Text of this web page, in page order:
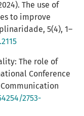
The use of
to improve
5(4), 1–
The role of
Conference
2753-